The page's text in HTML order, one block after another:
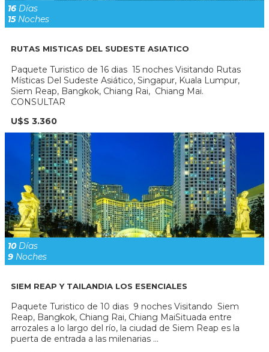
16 Días
15Noches
RUTAS MISTICAS DEL SUDESTE ASIATICO
Paquete Turistico de 16 dias 15 noches Visitando Rutas
Místicas Del Sudeste Asiático, Singapur, Kuala Lumpur,
Siem Reap, Bangkok, Chiang Rai, Chiang Mai.
CONSULTAR
U$S 3.360
10Días
9 Noches
SIEM REAP Y TAILANDIA LOS ESENCIALES
Paquete Turistico de 10 dias 9 noches Visitando Siem
Reap, Bangkok, Chiang Rai, Chiang MaiSituada entre
arrozales a lo largo del río, la ciudad de Siem Reap es la
puerta de entrada a las milenarias ...